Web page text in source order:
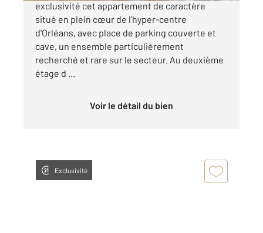
exclusivité cet appartement de caractère
situé en plein cœur de l'hyper-centre
d'Orléans, avec place de parking couverte et
cave, un ensemble particulièrement
recherché et rare sur le secteur. Au deuxième
étage d ...
Voir le détail du bien
Exclusivité